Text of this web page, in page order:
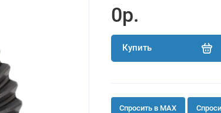
0р.
Купить
Спросить в MAX